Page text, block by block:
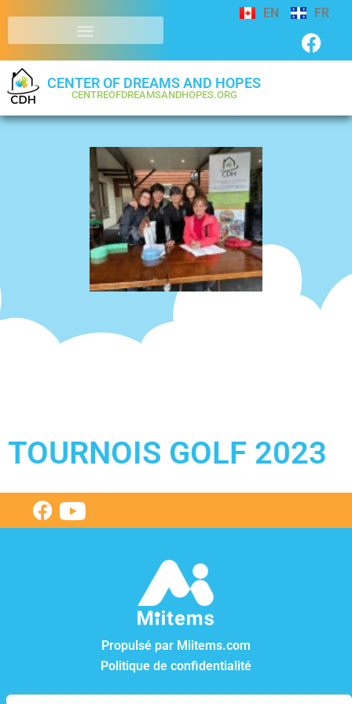
EN FR
CENTER OF DREAMS AND HOPES
CENTREOFDREAMSANDHOPES.ORG
TOURNOIS GOLF 2023
Propulsé par Miitems.com
Politique de confidentialité